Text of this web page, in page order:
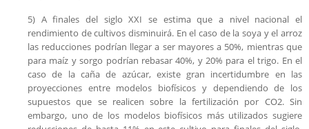
5) A finales del siglo XXI se estima que a nivel nacional el
rendimiento de cultivos disminuirá. En el caso de la soya y el arroz
las reducciones podrían llegar a ser mayores a 50%, mientras que
para maíz y sorgo podrían rebasar 40%, y 20% para el trigo. En el
caso de la caña de azúcar, existe gran incertidumbre en las
proyecciones entre modelos biofísicos y dependiendo de los
supuestos que se realicen sobre la fertilización por CO2. Sin
embargo, uno de los modelos biofísicos más utilizados sugiere